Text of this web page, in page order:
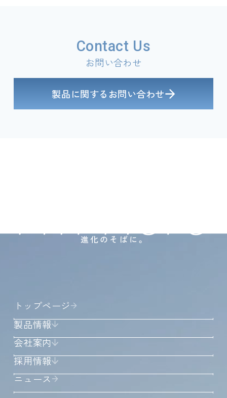
Contact Us
お問い合わせ
製品に関するお問い合わせ
進化のそばに。
トップページ
会社案内
採用情報
ニュース
製品情報